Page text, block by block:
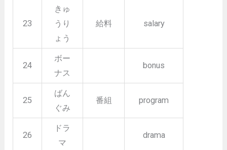
23
きゅ
うり
ょう
給料 salary
24
ボー
ナス
bonus
25
ばん
ぐみ
番組 program
26
ドラ
マ
drama